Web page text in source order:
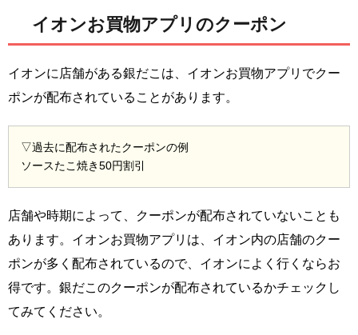
イオンお買物アプリのクーポン
イオンに店舗がある銀だこは、イオンお買物アプリでクー
ポンが配布されていることがあります。
▽過去に配布されたクーポンの例
ソースたこ焼き50円割引
店舗や時期によって、クーポンが配布されていないことも
あります。イオンお買物アプリは、イオン内の店舗のクー
ポンが多く配布されているので、イオンによく行くならお
得です。銀だこのクーポンが配布されているかチェックし
てみてください。